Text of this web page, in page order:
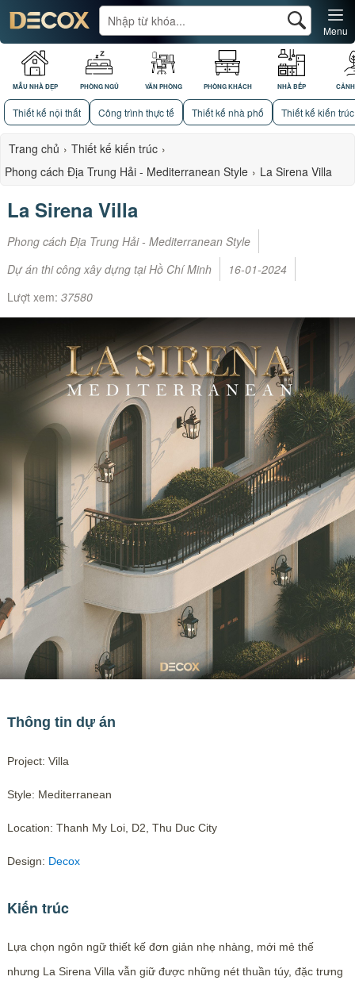
MẪU NHÀ ĐẸP PHÒNG NGỦ VĂN PHÒNG PHÒNG KHÁCH NHÀ BẾP
Menu
Thiết kế nội thất Công trình thực tế Thiết kế nhà phố Thiết kế kiến trúc
Trang chủ › Thiết kế kiến trúc ›
Phong cách Địa Trung Hải - Mediterranean Style › La Sirena Villa
La Sirena Villa
Phong cách Địa Trung Hải - Mediterranean Style
Dự án thi công xây dựng tại Hồ Chí Minh
16-01-2024
Lượt xem: 37580
Thông tin dự án
Project: Villa
Style: Mediterranean
Location: Thanh My Loi, D2, Thu Duc City
Design: Decox
Kiến trúc
Lựa chọn ngôn ngữ thiết kế đơn giản nhẹ nhàng, mới mẻ thế
nhưng La Sirena Villa vẫn giữ được những nét thuần túy, đặc trưng